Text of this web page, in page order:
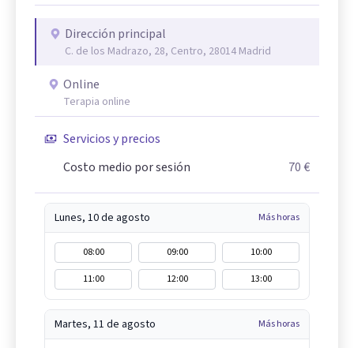
Dirección principal
C. de los Madrazo, 28, Centro, 28014 Madrid
Online
Terapia online
Servicios y precios
Costo medio por sesión
70 €
Lunes, 10 de agosto Más horas
08:00 09:00
10:00
11:00
12:00 13:00
Martes, 11 de agosto Más horas